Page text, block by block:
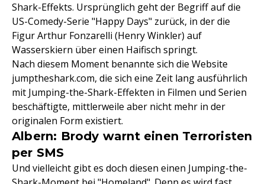
Shark-Effekts. Ursprünglich geht der Begriff auf die
US-Comedy-Serie "Happy Days" zurück, in der die
Figur Arthur Fonzarelli (Henry Winkler) auf
Wasserskiern über einen Haifisch springt.
Nach diesem Moment benannte sich die Website
jumptheshark.com, die sich eine Zeit lang ausführlich
mit Jumping-the-Shark-Effekten in Filmen und Serien
beschäftigte, mittlerweile aber nicht mehr in der
originalen Form existiert.
Albern: Brody warnt einen Terroristen
per SMS
Und vielleicht gibt es doch diesen einen Jumping-the-